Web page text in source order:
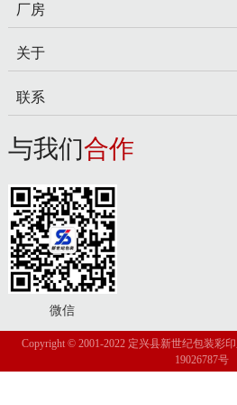
厂房
关于
联系
与我们合作
微信
Copyright © 2001-2022 定兴县新世纪包装彩
19026787号